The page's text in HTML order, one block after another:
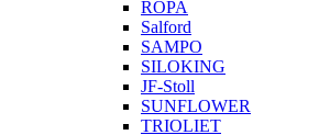
ROPA
Salford
SAMPO
SILOKING
JF-Stoll
SUNFLOWER
TRIOLIET